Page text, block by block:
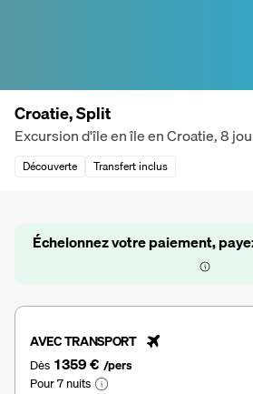
Croatie, Split
Excursion d'île en île en Croatie, 8
Découverte Transfert inclus
Échelonnez votre paiement,
AVEC TRANSPORT
Dès 1 359 € /pers
Pour 7 nuits